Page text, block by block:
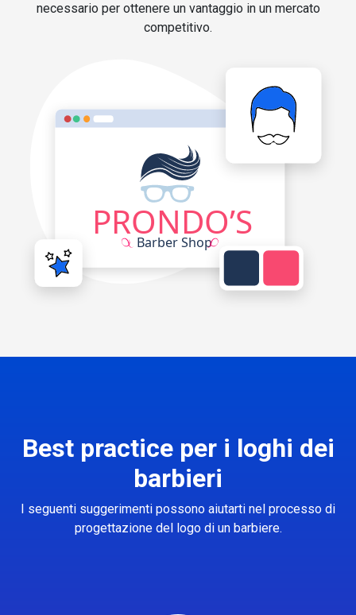
necessario per ottenere un vantaggio in un mercato
competitivo.
Best practice per i loghi dei
barbieri
I seguenti suggerimenti possono aiutarti nel processo di
progettazione del logo di un barbiere.